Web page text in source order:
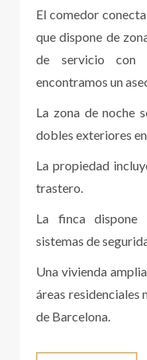
El comedor
que dispone de
de servicio con
encontramos un
La zona de noche
dobles exteriores
La propiedad
trastero.
La finca
sistemas de
Una vivienda
áreas residenciales
de Barcelona.